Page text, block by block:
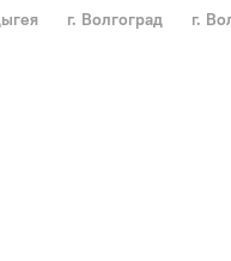
г. Волгоград
г.